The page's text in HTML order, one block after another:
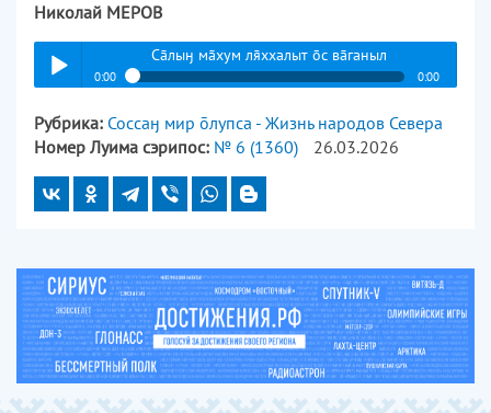
Николай МЕРОВ
Play /
pause
Сāлыӈ мāхум лххалыт с вāганыл
0:00 0:00
Рубрика: Соссаӈ мир лупса - Жизнь народов Севера
Номер Луима сэрипос: № 6 (1360) 26.03.2026